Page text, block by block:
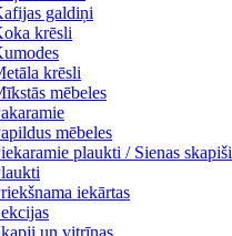
galdiņi
krēsli
krēsli
mēbeles
mēbeles
plaukti / Sienas skapiši
iekārtas
un vitrīnas